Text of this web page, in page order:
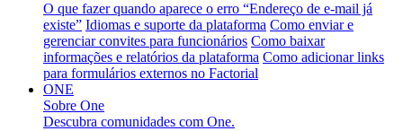
O que fazer quando aparece o erro “Endereço de e-mail já
existe” Idiomas e suporte da plataforma Como enviar e
gerenciar convites para funcionários Como baixar
informações e relatórios da plataforma Como adicionar links
para formulários externos no Factorial
ONE
Sobre One
Descubra comunidades com One.